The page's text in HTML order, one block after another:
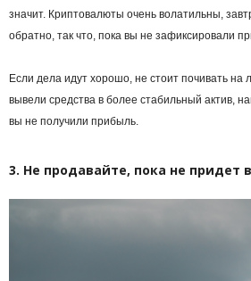
значит. Криптовалюты очень волатильны,
обратно, так что, пока вы не зафиксировали
Если дела идут хорошо, не стоит почивать на
вывели средства в более стабильный актив,
вы не получили прибыль.
3. Не продавайте, пока не придет